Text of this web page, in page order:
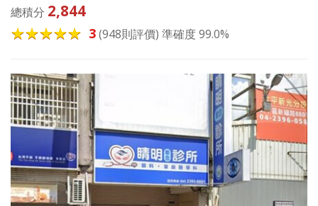
總積分 2,844
3(948則評價) 準確度 99.0%